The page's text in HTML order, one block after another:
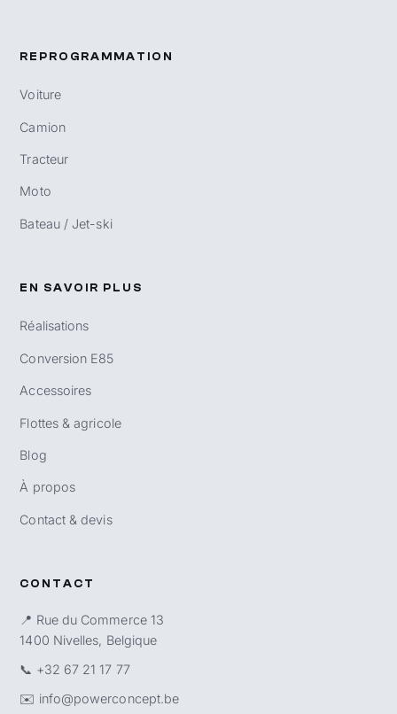
REPROGRAMMATION
Voiture
Camion
Tracteur
Moto
Bateau / Jet-ski
EN SAVOIR PLUS
Réalisations
Conversion E85
Accessoires
Flottes & agricole
Blog
À propos
Contact & devis
CONTACT
📍 Rue du Commerce 13
1400 Nivelles, Belgique
📞 +32 67 21 17 77
✉️ info@powerconcept.be